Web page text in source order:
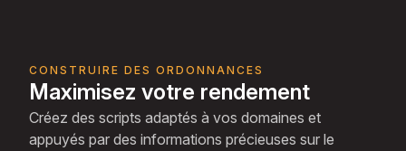
CONSTRUIRE DES ORDONNANCES
Maximisez votre rendement
Créez des scripts adaptés à vos domaines et
appuyés par des informations précieuses sur le